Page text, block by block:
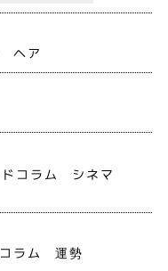
ヘア
コラム
シネマ
コラム 運勢